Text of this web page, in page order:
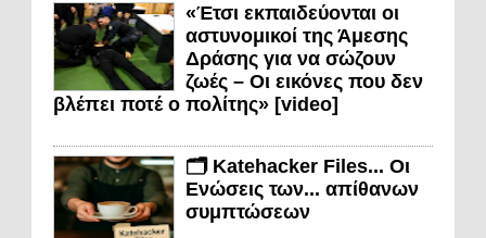
«Έτσι εκπαιδεύονται οι
αστυνομικοί της Άμεσης
Δράσης για να σώζουν
ζωές – Οι εικόνες που δεν
βλέπει ποτέ ο πολίτης» [video]
🗂️ Katehacker Files... Οι
Ενώσεις των... απίθανων
συμπτώσεων